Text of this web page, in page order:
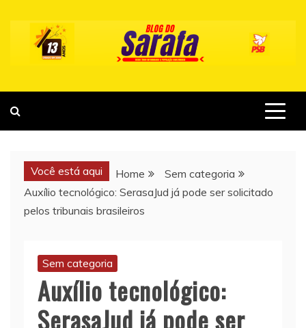
content
Você está aqui Home
Sem categoria
Auxílio tecnológico: SerasaJud já pode ser solicitado
pelos tribunais brasileiros
Sem categoria
Auxílio tecnológico:
SerasaJud já pode ser